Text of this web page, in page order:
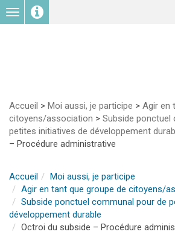
Toggle
navigation
Accueil > Moi aussi, je participe > Agir en
citoyens/association > Subside ponctuel
petites initiatives de développement
– Procédure administrative
Accueil
Moi aussi, je participe
Agir en tant que groupe de citoyens/
Subside ponctuel communal pour de
développement durable
Octroi du subside – Procédure